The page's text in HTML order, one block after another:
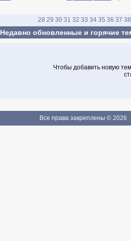
28 29 30 31 32 33 34 35 36 37 38
Недавно обновленные и горячие
Чтобы добавить новую
Все права закреплены © 2026